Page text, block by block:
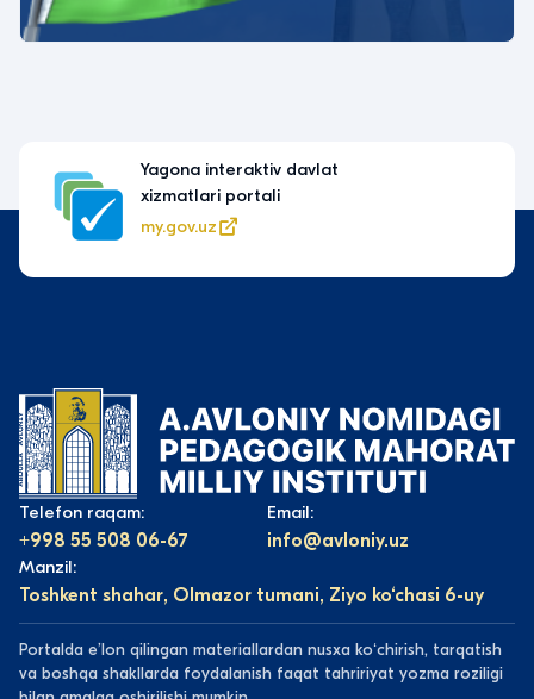
Yagona interaktiv davlat
xizmatlari portali
my.gov.uz
Telefon raqam:
+998 55 508 06-67
Email:
info@avloniy.uz
Manzil:
Toshkent shahar, Olmazor tumani, Ziyo ko‘chasi 6-uy
Portalda eʼlon qilingan materiallardan nusxa koʻchirish, tarqatish
va boshqa shakllarda foydalanish faqat tahririyat yozma roziligi